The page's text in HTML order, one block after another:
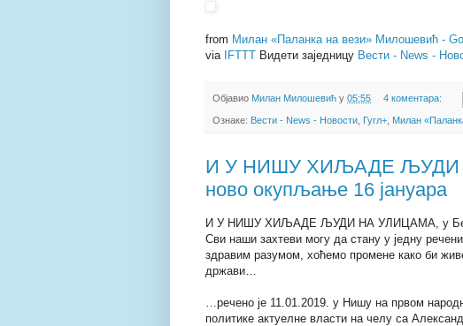
from Милан «Паланка на вези» Милошевић -
via IFTTT Видети заједницу Вести - News -
Објавио Милан Милошевић у 05:55 4 коментара:
Ознаке: Вести - News - Новости Гугл+ Милан
И У НИШУ ХИЉАДЕ ЉУДИ
ново окупљање 16 јануара
И У НИШУ ХИЉАДЕ ЉУДИ НА УЛИЦАМА, у
Сви наши захтеви могу да стану у једну
здравим разумом, хоћемо промене како би
држави…
…речено је 11.01.2019. у Нишу на првом
политике актуелне власти на челу са